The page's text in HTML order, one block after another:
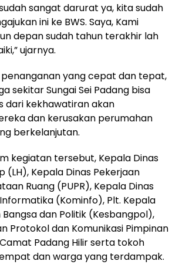
sangat darurat ya, kita sudah
ini ke BWS. Saya, Kami
depan sudah tahun terakhir lah
ujarnya.
yang cepat dan tepat,
sekitar Sungai Sei Padang bisa
dari kekhawatiran akan
dan kerusakan perumahan
berkelanjutan.
kegiatan tersebut, Kepala Dinas
(LH), Kepala Dinas Pekerjaan
Ruang (PUPR), Kepala Dinas
(Kominfo), Plt. Kepala
dan Politik (Kesbangpol),
Protokol dan Komunikasi Pimpinan
Padang Hilir serta tokoh
dan warga yang terdampak.